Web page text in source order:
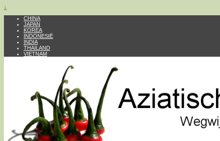
↓
CHINA
JAPAN
KOREA
INDONESIË
INDIA
THAILAND
VIETNAM